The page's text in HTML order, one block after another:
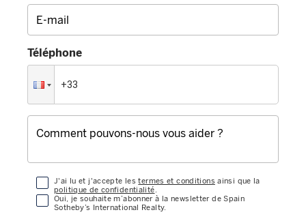
Téléphone
J'ai lu et j'accepte lestermes et conditions ainsi que la
politique de confidentialité.
Oui, je souhaite m’abonner à la newsletter de Spain
Sotheby’s International Realty.